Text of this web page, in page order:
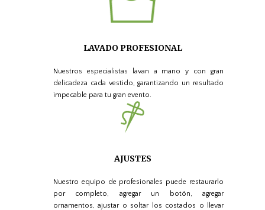
LAVADO PROFESIONAL
Nuestros especialistas lavan a mano y con gran
delicadeza cada vestido, garantizando un resultado
impecable para tu gran evento.
AJUSTES
Nuestro equipo de profesionales puede restaurarlo
por completo, agregar un botón, agregar
ornamentos, ajustar o soltar los costados o llevar